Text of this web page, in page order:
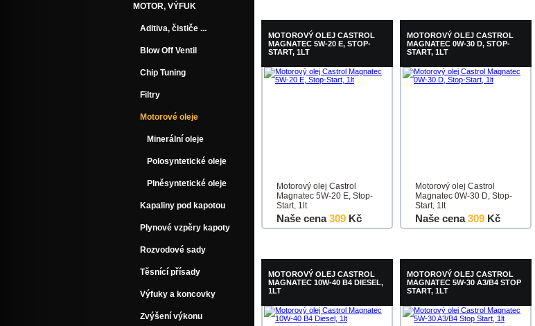
MOTOROVÝ OLEJ CASTROL
MAGNATEC 5W-20 E, STOP-
START, 1LT
Motorový olej Castrol
Magnatec 5W-20 E, Stop-
Start, 1lt
Naše cena309 Kč
MOTOROVÝ OLEJ CASTROL
MAGNATEC 0W-30 D, STOP-
START, 1LT
Motorový olej Castrol
Magnatec 0W-30 D, Stop-
Start, 1lt
Naše cena309 Kč
MOTOROVÝ OLEJ CASTROL
MAGNATEC 10W-40 B4 DIESEL,
1LT
MOTOROVÝ OLEJ CASTROL
MAGNATEC 5W-30 A3/B4 STOP
START, 1LT
MOTOR, VÝFUK
Aditiva, čističe ...
Blow Off Ventil
Chip Tuning
Filtry
Motorové oleje
Minerální oleje
Polosyntetické oleje
Plněsyntetické oleje
Kapaliny pod kapotou
Plynové vzpěry kapoty
Rozvodové sady
Těsnící přísady
Výfuky a koncovky
Zvýšení výkonu